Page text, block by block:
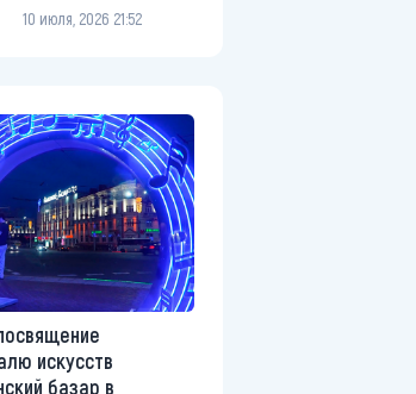
10 июля, 2026 21:52
искусств
базар в